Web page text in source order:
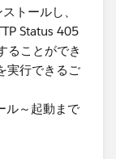
トールし、
Status 405
ることができ
実行できるご
ル～起動まで